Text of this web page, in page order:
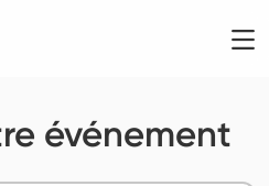
événement